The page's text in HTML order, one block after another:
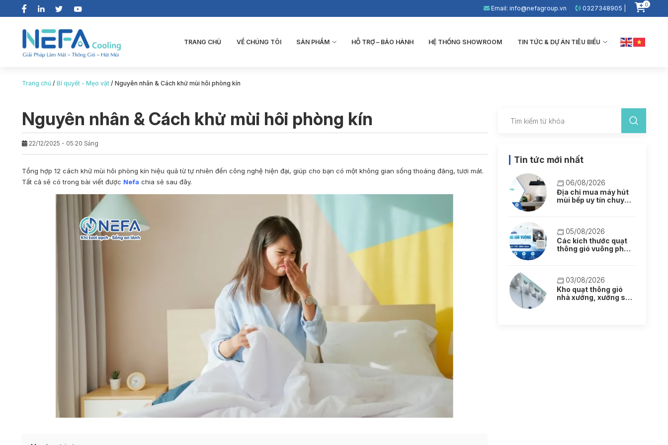
Email: info@nefagroup.vn 0327348905 | 0
TRANG CHỦ VỀ CHÚNG TÔI SẢN PHẨM HỖ TRỢ – BẢO HÀNH HỆ THỐNG SHOWROOM TIN TỨC & DỰ ÁN TIÊU BIỂU
Trang chủ /Bí quyết - Mẹo vặt /Nguyên nhân & Cách khử mùi hôi phòng kín
Nguyên nhân & Cách khử mùi hôi phòng kín
22/12/2025 - 05:20 Sáng
Tổng hợp 12cách khử mùi hôi phòng kín hiệu quả từ tự nhiên đến công nghệ hiện đại, giúp cho bạn có một không gian sống thoáng đãng, tươi mát.
Tất cả sẽ có trong bài viết được Nefa chia sẻ sau đây.
Tin tức mới nhất
06/08/2026
Địa chỉ mua máy hút
mùi bếp uy tín chuyên
05/08/2026
Các kích thước quạt
thông gió vuông phổ
03/08/2026
Kho quạt thông gió
nhà xưởng, xưởng sản